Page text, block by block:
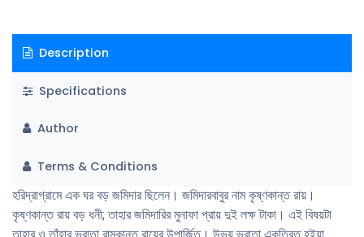
Description
Specifications
Author
Terms & Conditions
হরিদ্রাগ্রামে এক ঘর বড় জমিদার ছিলেন। জমিদারবাবুর নাম কৃষ্ণকান্ত রায়।
কৃষ্ণকান্ত রায় বড় ধনী; তাহার জমিদারির মুনাফা প্রায় দুই লক্ষ টাকা। এই বিষয়টা